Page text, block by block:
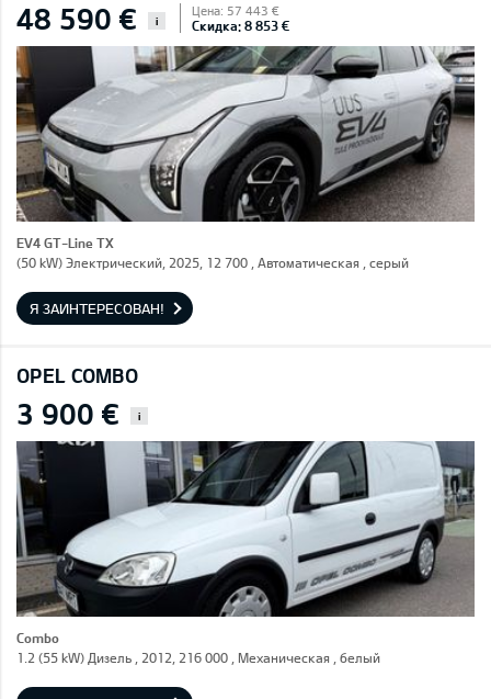
48 590 € i
Цена: 57 443 €
Скидка: 8 853 €
EV4 GT-Line TX
(50 kW) Электрический, 2025, 12 700 , Автоматическая , серый
Я ЗАИНТЕРЕСОВАН!
OPEL COMBO
3 900 € i
Combo
1.2 (55 kW) Дизель , 2012, 216 000 , Механическая , белый